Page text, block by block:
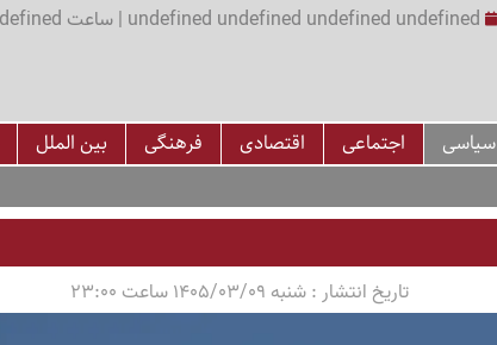
undefined undefined undefined undefined | ساعت undefined:undefined
سیاسی اجتماعی اقتصادی فرهنگی بین الملل
تاریخ انتشار :شنبه 1405/03/09 ساعت 23:00